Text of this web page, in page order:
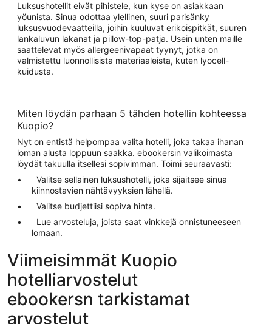
Luksushotellit eivät pihistele, kun kyse on asiakkaan
yöunista. Sinua odottaa ylellinen, suuri parisänky
luksusvuodevaatteilla, joihin kuuluvat erikoispitkät, suuren
lankaluvun lakanat ja pillow-top-patja. Usein unten maille
saattelevat myös allergeenivapaat tyynyt, jotka on
valmistettu luonnollisista materiaaleista, kuten lyocell-
kuidusta.
Miten löydän parhaan 5 tähden hotellin kohteessa
Kuopio?
Nyt on entistä helpompaa valita hotelli, joka takaa ihanan
loman alusta loppuun saakka. ebookersin valikoimasta
löydät takuulla itsellesi sopivimman. Toimi seuraavasti:
Valitse sellainen luksushotelli, joka sijaitsee sinua
kiinnostavien nähtävyyksien lähellä.
Valitse budjettiisi sopiva hinta.
Lue arvosteluja, joista saat vinkkejä onnistuneeseen
lomaan.
Viimeisimmät Kuopio
hotelliarvostelut
ebookersn tarkistamat
arvostelut